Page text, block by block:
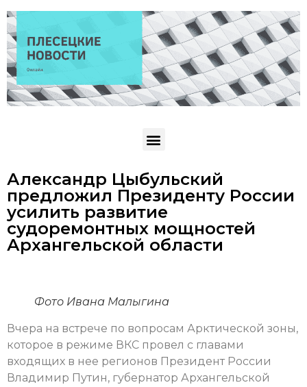
Александр Цыбульский
предложил Президенту России
усилить развитие
судоремонтных мощностей
Архангельской области
Фото Ивана Малыгина
Вчера на встрече по вопросам Арктической зоны,
которое в режиме ВКС провел с главами
входящих в нее регионов Президент России
Владимир Путин, губернатор Архангельской